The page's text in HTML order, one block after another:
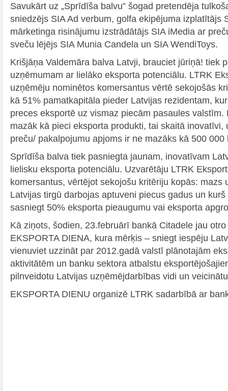
Savukārt uz „Sprīdīša balvu” šogad pretendēja
sniedzējs SIA Ad verbum, golfa ekipējuma izplatītājs
mārketinga risinājumu izstrādātājs SIA iMedia ar
sveču lējējs SIA Munia Candela un SIA WendiToys.
Krišjāņa Valdemāra balva Latvji, brauciet jūriņā! tiek
uzņēmumam ar lielāko eksporta potenciālu. LTRK
uzņēmēju nominētos komersantus vērtē sekojošās
kā 51% pamatkapitāla pieder Latvijas rezidentam,
preces eksportē uz vismaz piecām pasaules valstīm.
mazāk kā pieci eksporta produkti, tai skaitā inovatīvi,
preču/ pakalpojumu apjoms ir ne mazāks kā 500 000
Sprīdīša balva tiek pasniegta jaunam, inovatīvam
lielisku eksporta potenciālu. Uzvarētāju LTRK
komersantus, vērtējot sekojošu kritēriju kopās: mazs
Latvijas tirgū darbojas aptuveni piecus gadus un
sasniegt 50% eksporta pieaugumu vai eksporta
Kā ziņots, šodien, 23.februārī bankā Citadele jau
EKSPORTA DIENA, kura mērķis – sniegt iespēju
vienuviet uzzināt par 2012.gadā valstī plānotajām
aktivitātēm un banku sektora atbalstu
pilnveidotu Latvijas uzņēmējdarbības vidi un
EKSPORTA DIENU organizē LTRK sadarbībā ar